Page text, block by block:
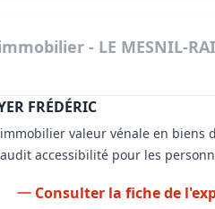
- LE MESNIL-
FRÉDÉRIC
valeur vénale en biens
accessibilité pour les
Consulter la fiche de